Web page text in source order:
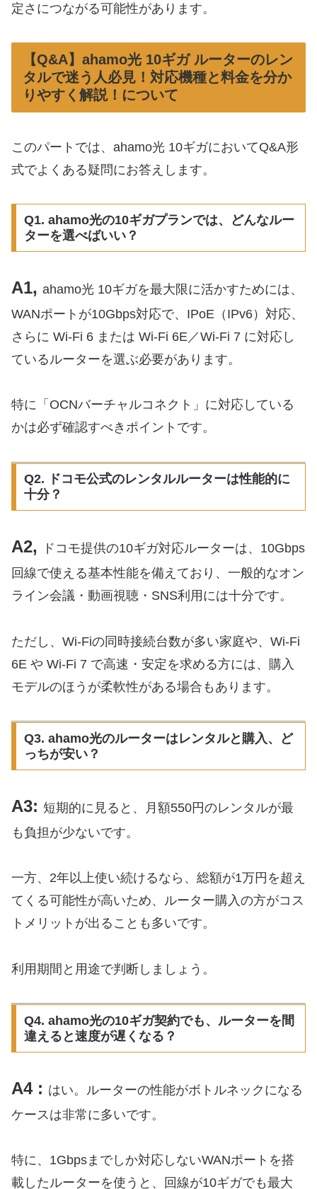
定さにつながる可能性があります。
【Q&A】ahamo光 10ギガ ルーターのレン
タルで迷う人必見！対応機種と料金を分か
りやすく解説！について
このパートでは、ahamo光 10ギガにおいてQ&A形
式でよくある疑問にお答えします。
Q1. ahamo光の10ギガプランでは、どんなルー
ターを選べばいい？
A1, ahamo光 10ギガを最大限に活かすためには、
WANポートが10Gbps対応で、IPoE（IPv6）対応、
さらに Wi-Fi 6 または Wi-Fi 6E／Wi-Fi 7 に対応し
ているルーターを選ぶ必要があります。
特に「OCNバーチャルコネクト」に対応している
かは必ず確認すべきポイントです。
Q2. ドコモ公式のレンタルルーターは性能的に
十分？
A2,
ドコモ提供の10ギガ対応ルーターは、10Gbps
回線で使える基本性能を備えており、一般的なオン
ライン会議・動画視聴・SNS利用には十分です。
ただし、Wi-Fiの同時接続台数が多い家庭や、Wi-Fi
6E や Wi-Fi 7 で高速・安定を求める方には、購入
モデルのほうが柔軟性がある場合もあります。
Q3. ahamo光のルーターはレンタルと購入、ど
っちが安い？
A3: 短期的に見ると、月額550円のレンタルが最
も負担が少ないです。
一方、2年以上使い続けるなら、総額が1万円を超え
てくる可能性が高いため、ルーター購入の方がコス
トメリットが出ることも多いです。
利用期間と用途で判断しましょう。
Q4. ahamo光の10ギガ契約でも、ルーターを間
違えると速度が遅くなる？
A4 : はい。ルーターの性能がボトルネックになる
ケースは非常に多いです。
特に、1Gbpsまでしか対応しないWANポートを搭
載したルーターを使うと、回線が10ギガでも最大